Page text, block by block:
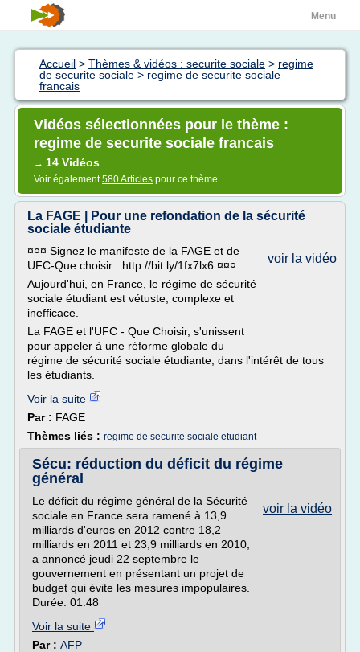
Menu
Accueil > Thèmes & vidéos : securite sociale > regime
de securite sociale > regime de securite sociale
francais
Vidéos sélectionnées pour le thème :
regime de securite sociale francais
→ 14 Vidéos
Voir également580 Articles pour ce thème
La FAGE | Pour une refondation de la sécurité
sociale étudiante
voir la vidéo
¤¤¤ Signez le manifeste de la FAGE et de
UFC-Que choisir : http://bit.ly/1fx7lx6 ¤¤¤
Aujourd'hui, en France, le régime de sécurité
sociale étudiant est vétuste, complexe et
inefficace.
La FAGE et l'UFC - Que Choisir, s'unissent
pour appeler à une réforme globale du
régime de sécurité sociale étudiante, dans l'intérêt de tous
les étudiants.
Voir la suite
Par : FAGE
Thèmes liés : regime de securite sociale etudiant
Sécu: réduction du déficit du régime
général
voir la vidéo
Le déficit du régime général de la Sécurité
sociale en France sera ramené à 13,9
milliards d'euros en 2012 contre 18,2
milliards en 2011 et 23,9 milliards en 2010,
a annoncé jeudi 22 septembre le
gouvernement en présentant un projet de
budget qui évite les mesures impopulaires.
Durée: 01:48
Voir la suite
Par : AFP